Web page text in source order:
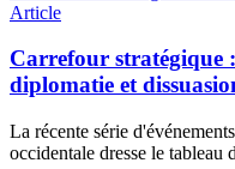
Article
Carrefour stratégique
diplomatie et
La récente série
occidentale dresse le